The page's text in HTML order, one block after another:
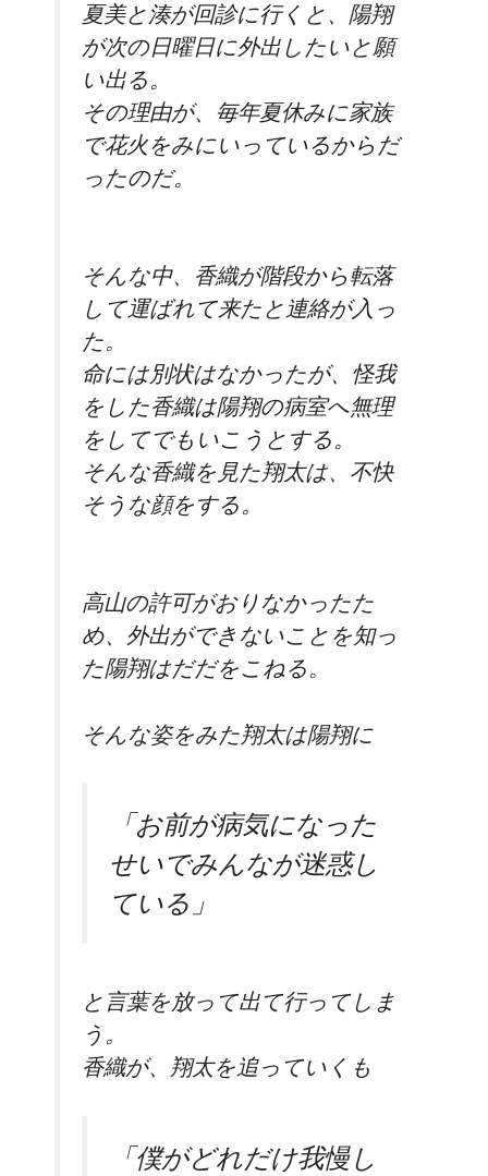
夏美と湊が回診に行くと、 陽翔
が次の日曜日に外出したいと願
い出る。
その理由が、毎年夏休みに家族
で花火をみにいっているからだ
ったのだ。
そんな中、香織が階段から転落
して運ばれて来たと連絡が入っ
た。
命には別状はなかったが、怪我
をした香織は陽翔の病室へ無理
をしてでもいこうとする。
そんな香織を見た翔太は、不快
そうな顔をする。
高山の許可がおりなかったた
め、外出ができないことを知っ
た陽翔はだだをこねる。
そんな姿をみた翔太は陽翔に
「お前が病気になった
せいでみんなが迷惑し
ている」
と言葉を放って出て行ってしま
う。
香織が、翔太を追っていくも
「僕がどれだけ我慢し